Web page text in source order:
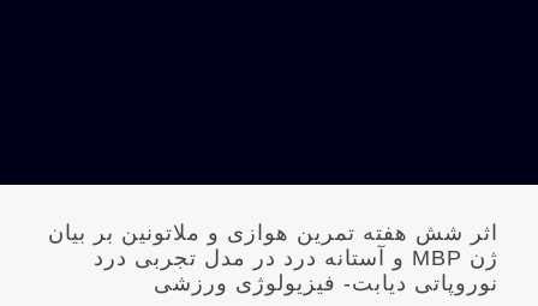
اثر شش هفته تمرین هوازی و ملاتونین بر بیان
ژن MBP و آستانه درد در مدل تجربی درد
نوروپاتی دیابت- فیزیولوژی ورزشی